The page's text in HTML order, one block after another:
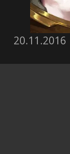
20.11.2016